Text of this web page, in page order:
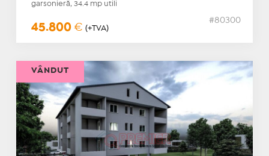
garsonieră, 34.4 mp utili
45.800 € (+TVA)
#80300
VÂNDUT